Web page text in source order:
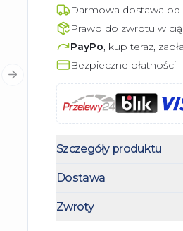
Następny slajd
Darmowa dostawa od
Prawo do zwrotu w
PayPo, kup teraz,
Bezpieczne płatności
Szczegóły produktu
Dostawa
Zwroty